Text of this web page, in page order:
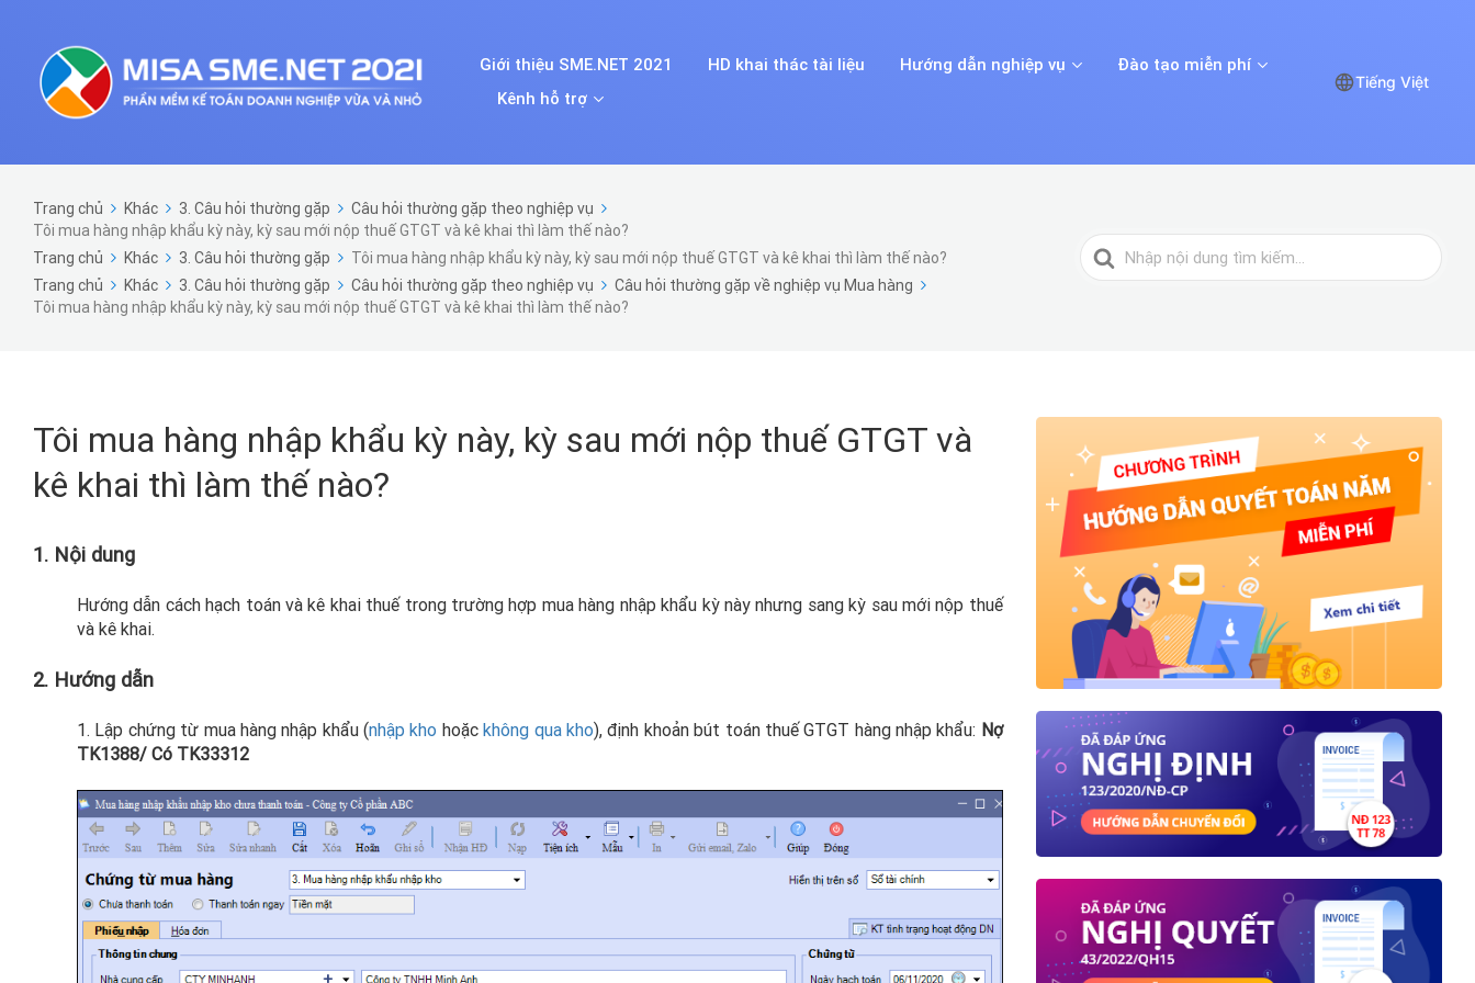
Giới thiệu SME.NET 2021 HD khai thác tài liệu Hướng dẫn nghiệp vụ
Đào tạo miễn phí
Kênh hỗ trợ
Tiếng Việt
Trang chủ Khác 3. Câu hỏi thường gặp
Câu hỏi thường gặp theo nghiệp vụ
Tôi mua hàng nhập khẩu kỳ này, kỳ sau mới nộp thuế GTGT và kê khai thì làm thế nào?
Trang chủ
Khác 3. Câu hỏi thường gặp
Tôi mua hàng nhập khẩu kỳ này, kỳ sau mới nộp thuế GTGT và kê khai thì làm thế nào?
Trang chủ
Khác 3. Câu hỏi thường gặp Câu hỏi thường gặp theo nghiệp vụ
Câu hỏi thường gặp về nghiệp vụ Mua hàng
Tôi mua hàng nhập khẩu kỳ này, kỳ sau mới nộp thuế GTGT và kê khai thì làm thế nào?
Tìm
kiếm
Tôi mua hàng nhập khẩu kỳ này, kỳ sau mới nộp thuế GTGT và
kê khai thì làm thế nào?
1. Nội dung
Hướng dẫn cách hạch toán và kê khai thuế trong trường hợp mua hàng nhập khẩu kỳ này nhưng sang kỳ sau mới nộp thuế
và kê khai.
2. Hướng dẫn
1. Lập chứng từ mua hàng nhập khẩu (nhập kho hoặckhông qua kho), định khoản bút toán thuế GTGT hàng nhập khẩu: Nợ
TK1388/ Có TK33312